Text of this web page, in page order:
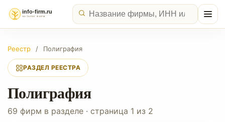
Реестр / Полиграфия
РАЗДЕЛ РЕЕСТРА
Полиграфия
69 фирм в разделе · страница 1 из 2